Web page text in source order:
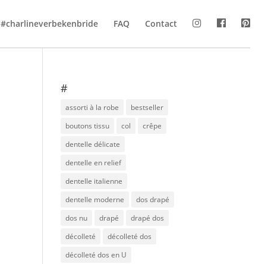
#charlineverbekenbride FAQ Contact
#
assorti à la robe
bestseller
boutons tissu
col
crêpe
dentelle délicate
dentelle en relief
dentelle italienne
dentelle moderne
dos drapé
dos nu
drapé
drapé dos
décolleté
décolleté dos
décolleté dos en U